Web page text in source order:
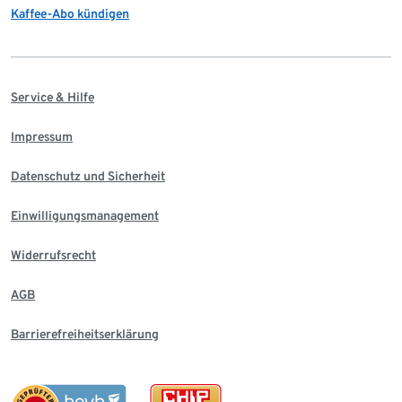
Kaffee-Abo kündigen
Service & Hilfe
Impressum
Datenschutz und Sicherheit
Einwilligungsmanagement
Widerrufsrecht
AGB
Barrierefreiheitserklärung